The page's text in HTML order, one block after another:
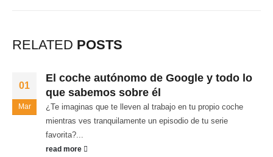
RELATED POSTS
01
Mar
El coche autónomo de Google y todo lo
que sabemos sobre él
¿Te imaginas que te lleven al trabajo en tu propio coche
mientras ves tranquilamente un episodio de tu serie
favorita?...
read more